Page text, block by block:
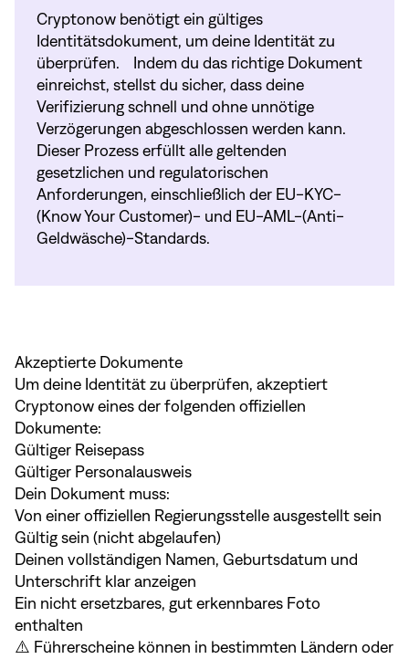
Cryptonow benötigt ein gültiges
Identitätsdokument, um deine Identität zu
überprüfen. Indem du das richtige Dokument
einreichst, stellst du sicher, dass deine
Verifizierung schnell und ohne unnötige
Verzögerungen abgeschlossen werden kann.
Dieser Prozess erfüllt alle geltenden
gesetzlichen und regulatorischen
Anforderungen, einschließlich der EU-KYC-
(Know Your Customer)- und EU-AML-(Anti-
Geldwäsche)-Standards.
Akzeptierte Dokumente
Um deine Identität zu überprüfen, akzeptiert
Cryptonow eines der folgenden offiziellen
Dokumente:
Gültiger Reisepass
Gültiger Personalausweis
Dein Dokument muss:
Von einer offiziellen Regierungsstelle ausgestellt sein
Gültig sein (nicht abgelaufen)
Deinen vollständigen Namen, Geburtsdatum und
Unterschrift klar anzeigen
Ein nicht ersetzbares, gut erkennbares Foto
enthalten
⚠️ Führerscheine können in bestimmten Ländern oder